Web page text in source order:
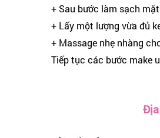
+ Sau bước làm sạch
+ Lấy một lượng vừa đủ
+ Massage nhẹ nhàng
Tiếp tục các bước make
Địa